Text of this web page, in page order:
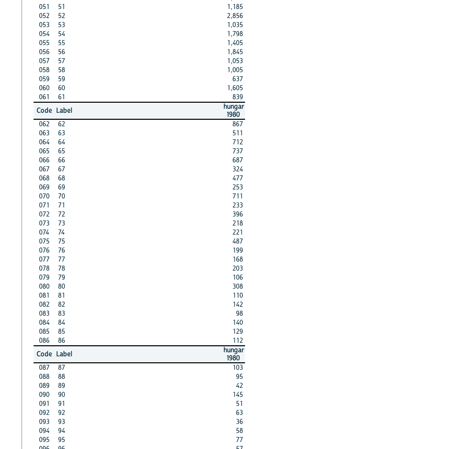
051
51
1,185
052
52
2,856
053
53
1,035
054
54
1,798
055
55
1,405
056
56
1,845
057
57
1,053
058
58
1,005
059
59
637
060
60
1,605
061
61
839
Code Label
hungar
1980
062
62
867
063
63
511
064
64
712
065
65
737
066
66
687
067
67
324
068
68
477
069
69
253
070
70
711
071
71
233
072
72
396
073
73
218
074
74
221
075
75
487
076
76
199
077
77
168
078
78
203
079
79
106
080
80
308
081
81
110
082
82
142
083
83
98
084
84
140
085
85
129
086
86
112
Code Label
hungar
1980
087
87
103
088
88
95
089
89
42
090
90
145
091
91
51
092
92
63
093
93
36
094
94
58
095
95
77